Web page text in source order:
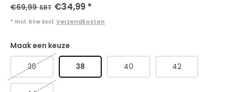
€69,99SRT €34,99 *
* Incl. btw Excl. Verzendkosten
Maak een keuze
36 38 40 42